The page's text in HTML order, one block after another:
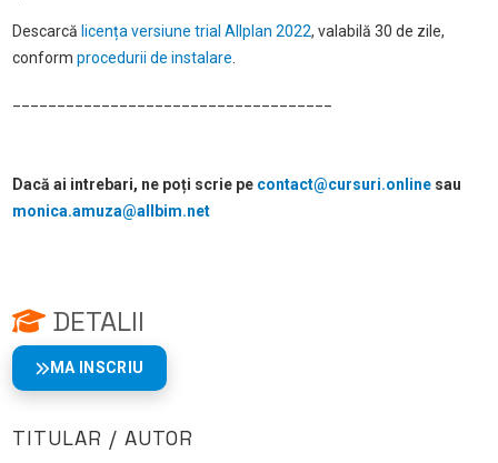
Descarcă licența versiune trial Allplan 2022, valabilă 30 de zile,
conform procedurii de instalare
Dacă ai intrebari, ne poți scrie pe contact@cursuri.onlinesau
monica.amuza@allbim.net
DETALII
MA INSCRIU
TITULAR / AUTOR